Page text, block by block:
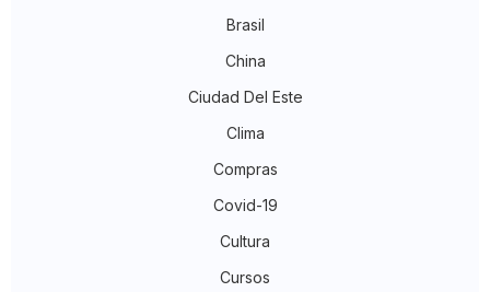
Brasil
China
Ciudad Del Este
Clima
Compras
Covid-19
Cultura
Cursos